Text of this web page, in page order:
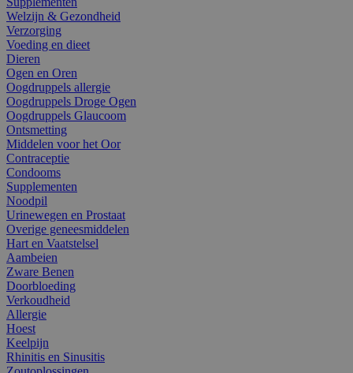
Welzijn & Gezondheid
Verzorging
Voeding en dieet
Dieren
Ogen en Oren
Oogdruppels allergie
Oogdruppels Droge Ogen
Oogdruppels Glaucoom
Ontsmetting
Middelen voor het Oor
Contraceptie
Condooms
Supplementen
Noodpil
Urinewegen en Prostaat
Overige geneesmiddelen
Hart en Vaatstelsel
Aambeien
Zware Benen
Doorbloeding
Verkoudheid
Allergie
Hoest
Keelpijn
Rhinitis en Sinusitis